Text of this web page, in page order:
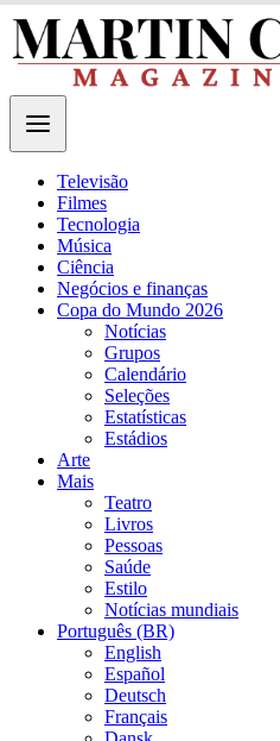
Televisão
Filmes
Tecnologia
Música
Ciência
Negócios e finanças
Copa do Mundo 2026
Notícias
Grupos
Calendário
Seleções
Estatísticas
Estádios
Arte
Mais
Teatro
Livros
Pessoas
Saúde
Estilo
Notícias mundiais
Português (BR)
English
Español
Deutsch
Français